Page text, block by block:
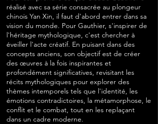
réalisé avec sa série consacrée au plongeur
chinois Yan Xin, il faut d'abord entrer dans sa
vision du monde. Pour Gauthier, s'inspirer de
l'héritage mythologique, c'est chercher à
éveiller l'acte créatif. En puisant dans des
concepts anciens, son objectif est de créer
des œuvres à la fois inspirantes et
profondément significatives, revisitant les
récits mythologiques pour explorer des
thèmes intemporels tels que l'identité, les
émotions contradictoires, la métamorphose, le
conflit et le combat, tout en les replaçant
dans un cadre moderne.